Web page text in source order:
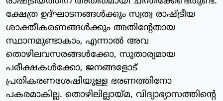
ക്ഷേത്ര ഉദ്ഘാടനങ്ങൾക്കും സ്വത്വ രാഷ്ട്രീയ
ശാക്തീകരണങ്ങൾക്കും അതിന്റേതായ
സ്ഥാനമുണ്ടാകാം, എന്നാൽ അവ
തൊഴിലവസരങ്ങൾക്കോ, സുതാര്യമായ
പരീക്ഷകൾക്കോ, ജനങ്ങളോട്
പ്രതികരണശേഷിയുള്ള ഭരണത്തിനോ
പകരമാകില്ല. തൊഴിലില്ലായ്മ, വിദ്യാഭ്യാസത്തിന്റെ